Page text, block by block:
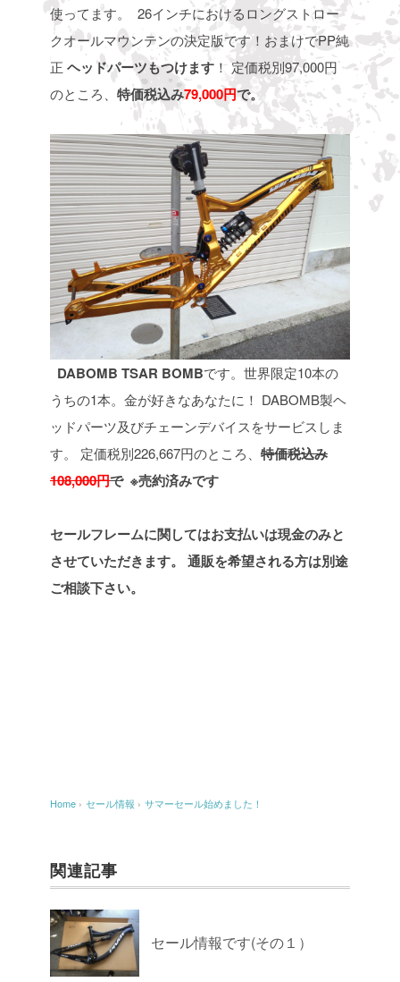
使ってます。
26インチにおけるロングストロー
クオールマウンテンの決定版です！おまけでPP純
正 ヘッドパーツもつけます ！定価税別97,000円
のところ、 特価税込み79,000円で。
DABOMB TSAR BOMBです。世界限定10本の
うちの1本。金が好きなあなたに！ DABOMB製ヘ
ッドパーツ及びチェーンデバイスをサービスしま
す。
定価税別226,667円のところ、 特価税込み
108,000円で※売約済みです
セールフレームに関してはお支払いは現金のみと
させていただきます。 通販を希望される方は別途
ご相談下さい。
Home › セール情報 › サマーセール始めました！
関連記事
セール情報です(その１）